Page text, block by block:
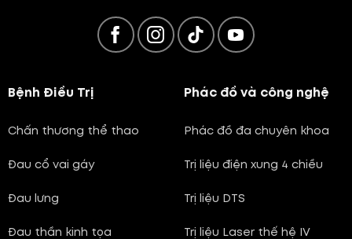
Bệnh Điều Trị
Chấn thương thể thao
Đau cổ vai gáy
Đau lưng
Đau thần kinh tọa
Phác đồ và công nghệ
Phác đồ đa chuyên khoa
Trị liệu điện xung 4 chiều
Trị liệu DTS
Trị liệu Laser thế hệ IV